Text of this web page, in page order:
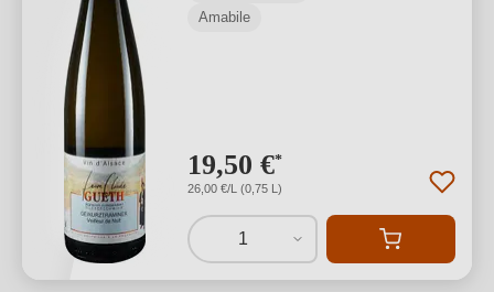
Amabile
19,50 €*
26,00 €/L (0,75 L)
1